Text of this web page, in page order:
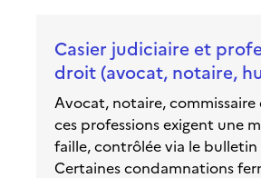
Casier judiciaire et
droit (avocat, notaire,
Avocat, notaire, commissaire
ces professions exigent une
faille, contrôlée via le bulletin
Certaines condamnations